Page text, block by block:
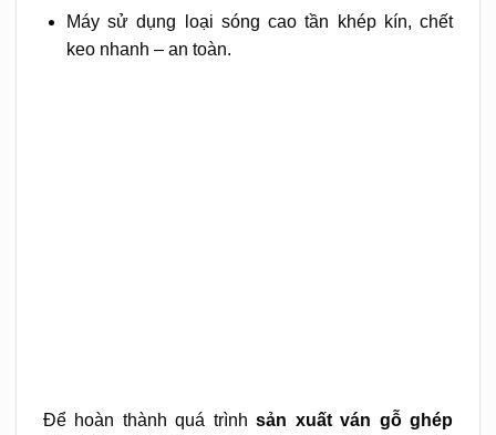
Máy sử dụng loại sóng cao tần khép kín, chết
keo nhanh – an toàn.
Để hoàn thành quá trìnhsản xuất ván gỗ ghép